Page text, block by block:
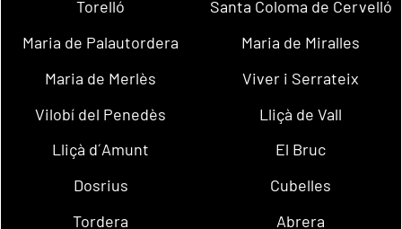
Torelló
Santa Coloma de Cervelló
Maria de Palautordera
Maria de Miralles
Maria de Merlès
Viver i Serrateix
Vilobí del Penedès
Lliçà de Vall
Lliçà d´Amunt
El Bruc
Dosrius
Cubelles
Tordera
Abrera